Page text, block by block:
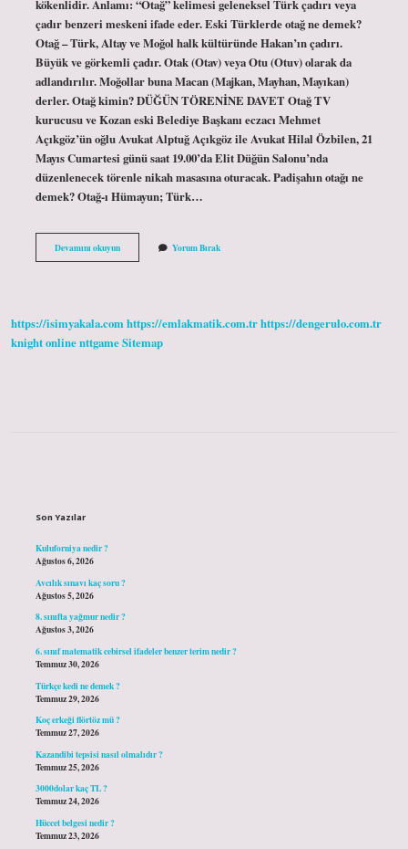
kökenlidir. Anlamı: “Otağ” kelimesi geleneksel Türk çadırı veya
çadır benzeri meskeni ifade eder. Eski Türklerde otağ ne demek?
Otağ – Türk, Altay ve Moğol halk kültüründe Hakan’ın çadırı.
Büyük ve görkemli çadır. Otak (Otav) veya Otu (Otuv) olarak da
adlandırılır. Moğollar buna Macan (Majkan, Mayhan, Mayıkan)
derler. Otağ kimin? DÜĞÜN TÖRENİNE DAVET Otağ TV
kurucusu ve Kozan eski Belediye Başkanı eczacı Mehmet
Açıkgöz’ün oğlu Avukat Alptuğ Açıkgöz ile Avukat Hilal Özbilen, 21
Mayıs Cumartesi günü saat 19.00’da Elit Düğün Salonu’nda
düzenlenecek törenle nikah masasına oturacak. Padişahın otağı ne
demek? Otağ-ı Hümayun; Türk…
Devamını okuyunOtağ
Türkçe
Yorum Bırak
https://isimyakala.comhttps://emlakmatik.com.trhttps://dengerulo.com.tr
knight onlinenttgameSitemap
Son Yazılar
Kuluforniya nedir ?
Ağustos 6, 2026
Avcılık sınavı kaç soru ?
Ağustos 5, 2026
8. sınıfta yağmur nedir ?
Ağustos 3, 2026
6. sınıf matematik cebirsel ifadeler benzer terim nedir ?
Temmuz 30, 2026
Türkçe kedi ne demek ?
Temmuz 29, 2026
Koç erkeği flörtöz mü ?
Temmuz 27, 2026
Kazandibi tepsisi nasıl olmalıdır ?
Temmuz 25, 2026
3000dolar kaç TL ?
Temmuz 24, 2026
Hüccet belgesi nedir ?
Temmuz 23, 2026